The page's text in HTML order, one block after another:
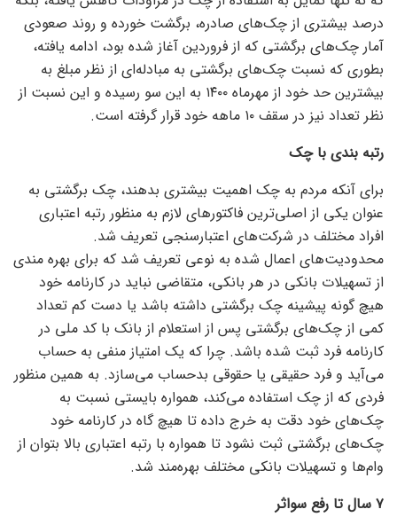
درصد بیشتری از چک‌های صادره، برگشت خورده و روند صعودی
آمار چک‌های برگشتی که از فروردین آغاز شده بود، ادامه یافته،
بطوری که نسبت چک‌های برگشتی به مبادله‌ای از نظر مبلغ به
بیشترین حد خود از مهرماه ۱۴۰۰ به این سو رسیده و این نسبت از
نظر تعداد نیز در سقف ۱۰ ماهه خود قرار گرفته است.
رتبه بندی با چک
برای آنکه مردم به چک اهمیت بیشتری بدهند، چک برگشتی به
عنوان یکی از اصلی‌ترین فاکتور‌های لازم به منظور رتبه اعتباری
افراد مختلف در شرکت‌های اعتبارسنجی تعریف شد.
محدودیت‌های اعمال شده به نوعی تعریف شد که برای بهره مندی
از تسهیلات بانکی در هر بانکی، متقاضی نباید در کارنامه خود
هیچ گونه پیشینه چک برگشتی داشته باشد یا دست کم تعداد
کمی از چک‌های برگشتی پس از استعلام از بانک با کد ملی در
کارنامه فرد ثبت شده باشد. چرا که یک امتیاز منفی به حساب
می‌آید و فرد حقیقی یا حقوقی بدحساب می‌سازد. به همین منظور
فردی که از چک استفاده می‌کند، همواره بایستی نسبت به
چک‌های خود دقت به خرج داده تا هیچ گاه در کارنامه خود
چک‌های برگشتی ثبت نشود تا همواره با رتبه اعتباری بالا بتوان از
وام‌ها و تسهیلات بانکی مختلف بهره‌مند شد.
۷ سال تا رفع سواثر